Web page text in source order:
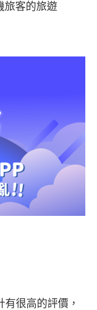
旅客的旅遊
很高的評價，